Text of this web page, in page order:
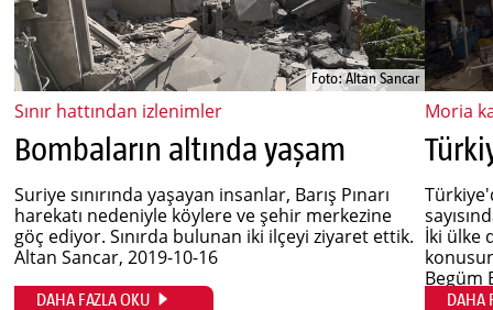
Foto: Altan Sancar
Sınır hattından izlenimler
Bombaların altında yaşam
Suriye sınırında yaşayan insanlar, Barış Pınarı
harekatı nedeniyle köylere ve şehir merkezine
göç ediyor. Sınırda bulunan iki ilçeyi ziyaret ettik.
Altan Sancar, 2019-10-16
DAHA FAZLA OKU
Moria
İki ülke
Begüm
DAHA